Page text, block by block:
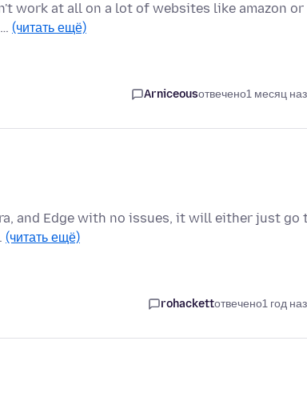
work at all on a lot of websites like amazon or
(читать ещё)
Arniceousотвечено1 месяц
and Edge with no issues, it will either just go
(читать ещё)
rohackettотвечено1 год